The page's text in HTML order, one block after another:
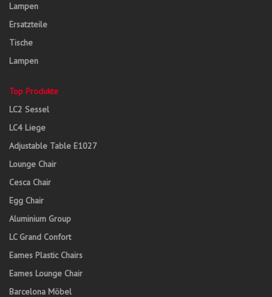
Lampen
Ersatzteile
Tische
Lampen
Top Produkte
LC2 Sessel
LC4 Liege
Adjustable Table E1027
Lounge Chair
Cesca Chair
Egg Chair
Aluminium Group
LC Grand Confort
Eames Plastic Chairs
Eames Lounge Chair
Barcelona Möbel